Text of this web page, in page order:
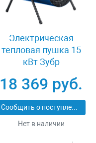
Электрическая
тепловая пушка 15
кВт Зубр
18 369 руб.
Сообщить о поступлении
Нет в наличии